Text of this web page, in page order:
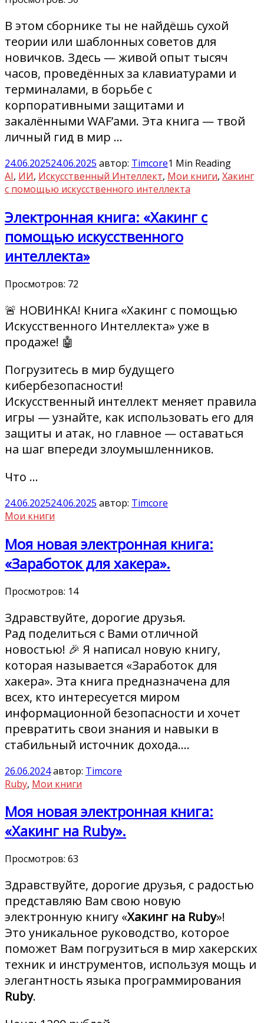
В этом сборнике ты не найдёшь сухой
теории или шаблонных советов для
новичков. Здесь — живой опыт тысяч
часов, проведённых за клавиатурами и
терминалами, в борьбе с
корпоративными защитами и
закалёнными WAF’ами. Эта книга — твой
личный гид в мир …
24.06.202524.06.2025 автор: Timcore1 Min Reading
AI, ИИ, Искусственный Интеллект, Мои книги, Хакинг
с помощью искусственного интеллекта
Электронная книга: «Хакинг с
помощью искусственного
интеллекта»
Просмотров: 72
🚨 НОВИНКА! Книга «Хакинг с помощью
Искусственного Интеллекта» уже в
продаже! 🤖
Погрузитесь в мир будущего
кибербезопасности!
Искусственный интеллект меняет правила
игры — узнайте, как использовать его для
защиты и атак, но главное — оставаться
на шаг впереди злоумышленников.
Что …
24.06.202524.06.2025 автор: Timcore
Мои книги
Моя новая электронная книга:
«Заработок для хакера».
Просмотров: 14
Здравствуйте, дорогие друзья.
Рад поделиться с Вами отличной
новостью! 🎉 Я написал новую книгу,
которая называется «Заработок для
хакера». Эта книга предназначена для
всех, кто интересуется миром
информационной безопасности и хочет
превратить свои знания и навыки в
стабильный источник дохода.…
26.06.2024автор: Timcore
Ruby, Мои книги
Моя новая электронная книга:
«Хакинг на Ruby».
Просмотров: 63
Здравствуйте, дорогие друзья, с радостью
представляю Вам свою новую
электронную книгу «Хакинг на Ruby»!
Это уникальное руководство, которое
поможет Вам погрузиться в мир хакерских
техник и инструментов, используя мощь и
элегантность языка программирования
Ruby.